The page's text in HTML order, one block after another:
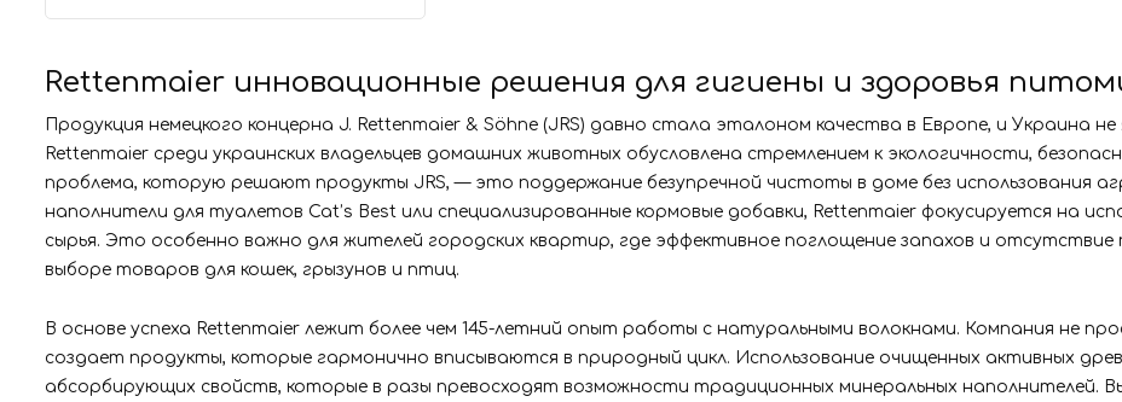
Rettenmaier инновационные решения для гигиены и здоровья
Продукция немецкого концерна J. Rettenmaier & Söhne (JRS) давно стала эталоном качества в Европе, и Украина
Rettenmaier среди украинских владельцев домашних животных обусловлена стремлением к экологичности,
проблема, которую решают продукты JRS, — это поддержание безупречной чистоты в доме без использования
наполнители для туалетов Cat’s Best или специализированные кормовые добавки, Rettenmaier фокусируется на
сырья. Это особенно важно для жителей городских квартир, где эффективное поглощение запахов и
выборе товаров для кошек, грызунов и птиц.
В основе успеха Rettenmaier лежит более чем 145-летний опыт работы с натуральными волокнами. Компания не
создает продукты, которые гармонично вписываются в природный цикл. Использование очищенных активных
абсорбирующих свойств, которые в разы превосходят возможности традиционных минеральных наполнителей.